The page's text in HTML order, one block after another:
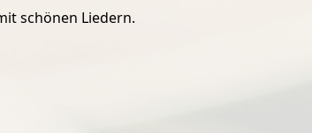
schönen Liedern.